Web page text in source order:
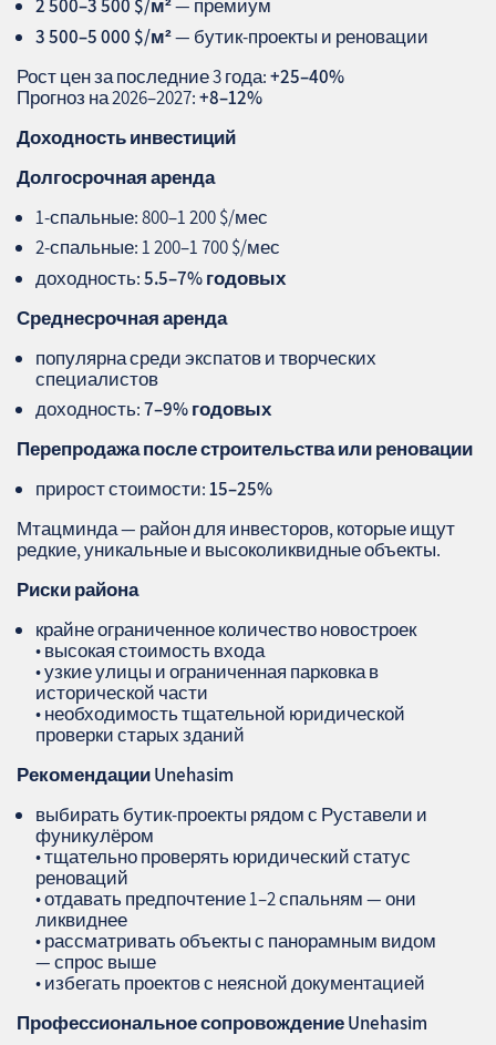
2 500–3 500 $/м²— премиум
3 500–5 000 $/м²— бутик‑проекты и реновации
Рост цен за последние 3 года:+25–40%
Прогноз на 2026–2027:+8–12%
Доходность инвестиций
Долгосрочная аренда
1‑спальные: 800–1 200 $/мес
2‑спальные: 1 200–1 700 $/мес
доходность:5.5–7% годовых
Среднесрочная аренда
популярна среди экспатов и творческих
специалистов
доходность:7–9% годовых
Перепродажа после строительства или реновации
прирост стоимости:15–25%
Мтацминда — район для инвесторов, которые ищут
редкие, уникальные и высоколиквидные объекты.
Риски района
крайне ограниченное количество новостроек
• высокая стоимость входа
• узкие улицы и ограниченная парковка в
исторической части
• необходимость тщательной юридической
проверки старых зданий
РекомендацииUnehasim
выбирать бутик‑проекты рядом с Руставели и
фуникулёром
• тщательно проверять юридический статус
реноваций
• отдавать предпочтение 1–2 спальням — они
ликвиднее
• рассматривать объекты с панорамным видом
— спрос выше
• избегать проектов с неясной документацией
Профессиональное сопровождениеUnehasim